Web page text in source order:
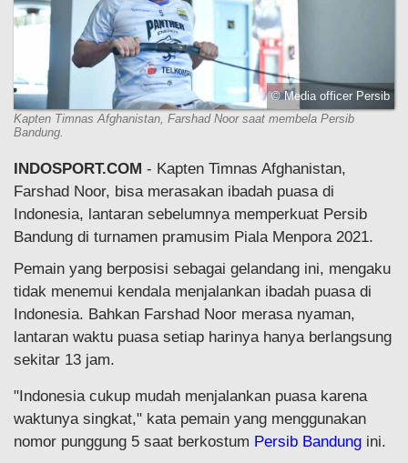
© Media officer Persib
Kapten Timnas Afghanistan, Farshad Noor saat membela Persib
Bandung.
INDOSPORT.COM - Kapten Timnas Afghanistan,
Farshad Noor, bisa merasakan ibadah puasa di
Indonesia, lantaran sebelumnya memperkuat Persib
Bandung di turnamen pramusim Piala Menpora 2021.
Pemain yang berposisi sebagai gelandang ini, mengaku
tidak menemui kendala menjalankan ibadah puasa di
Indonesia. Bahkan Farshad Noor merasa nyaman,
lantaran waktu puasa setiap harinya hanya berlangsung
sekitar 13 jam.
"Indonesia cukup mudah menjalankan puasa karena
waktunya singkat," kata pemain yang menggunakan
nomor punggung 5 saat berkostum Persib Bandung ini.